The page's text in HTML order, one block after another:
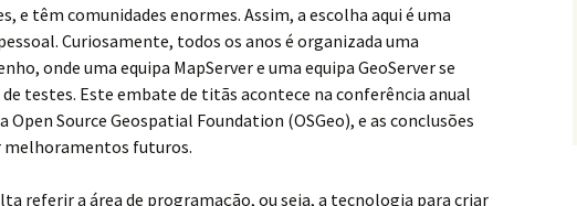
e têm comunidades enormes. Assim, a escolha aqui é uma
Curiosamente, todos os anos é organizada uma
onde uma equipa MapServer e uma equipa GeoServer se
testes. Este embate de titãs acontece na conferência anual
Open Source Geospatial Foundation (OSGeo), e as conclusões
melhoramentos futuros.
referir a área de programação, ou seja, a tecnologia para criar